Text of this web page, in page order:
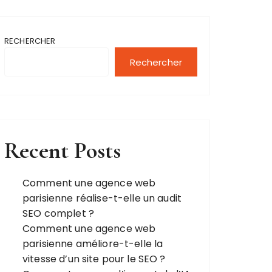
RECHERCHER
Rechercher
Recent Posts
Comment une agence web
parisienne réalise-t-elle un audit
SEO complet ?
Comment une agence web
parisienne améliore-t-elle la
vitesse d’un site pour le SEO ?